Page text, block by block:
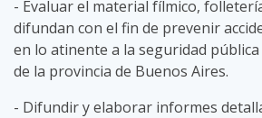
- Evaluar el material fílmico,
difundan con el fin de prevenir
en lo atinente a la seguridad
de la provincia de Buenos Aires.
- Difundir y elaborar informes